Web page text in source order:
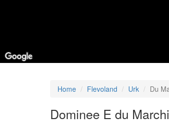
Home Flevoland Urk Du
Dominee E du